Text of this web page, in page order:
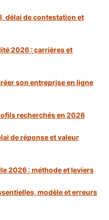
délai de contestation et
2026 : carrières et
son entreprise en ligne
recherchés en 2026
de réponse et valeur
2026 : méthode et leviers
modèle et erreurs